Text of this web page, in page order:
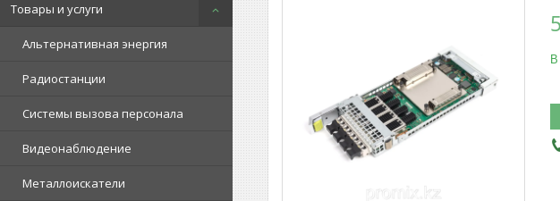
Товары и услуги
Альтернативная энергия
Радиостанции
Системы вызова персонала
Видеонаблюдение
Металлоискатели